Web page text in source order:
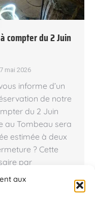
aux
compter du 2 Juin
7 mai 2026
informe d’un
de notre
du 2 Juin
au Tombeau sera
estimée à deux
? Cette
par